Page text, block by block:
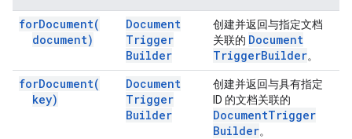
forDocument(
document)
Document
Trigger
Builder
创建并返回与指定文档
关联的 Document
TriggerBuilder。
forDocument(
key)
Document
Trigger
Builder
创建并返回与具有指定
ID 的文档关联的
DocumentTrigger
Builder。